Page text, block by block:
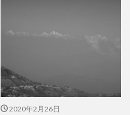
2020年2月26日